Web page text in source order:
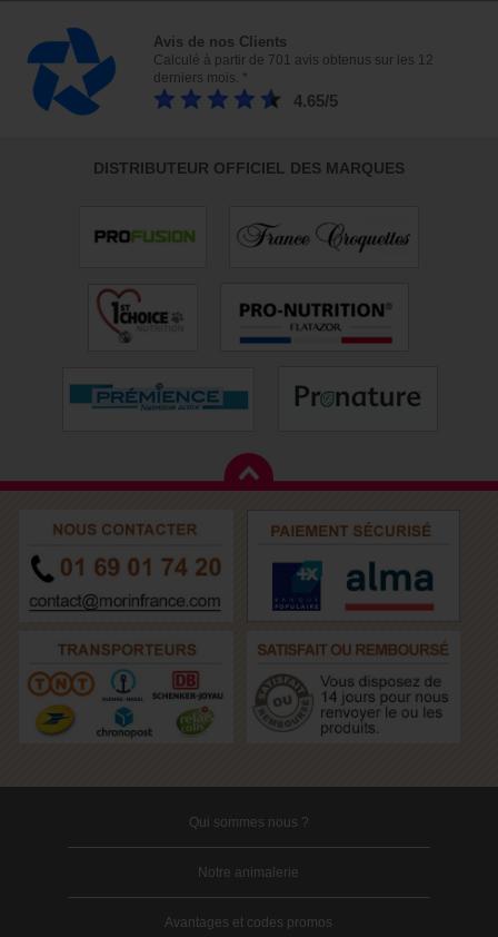
Avis de nos Clients
Calculé à partir de 701 avis obtenus sur les 12
derniers mois. *
4.65/5
DISTRIBUTEUR OFFICIEL DES MARQUES
Qui sommes nous ?
Notre animalerie
Avantages et codes promos